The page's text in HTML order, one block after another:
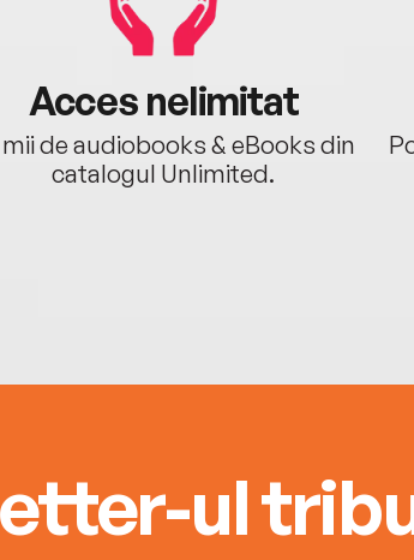
Acces nelimitat
mii de audiobooks & eBooks din
catalogul Unlimited.
ul